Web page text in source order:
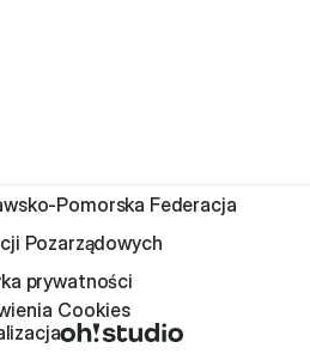
Pomorska Federacja
Pozarządowych
prywatności
Cookies